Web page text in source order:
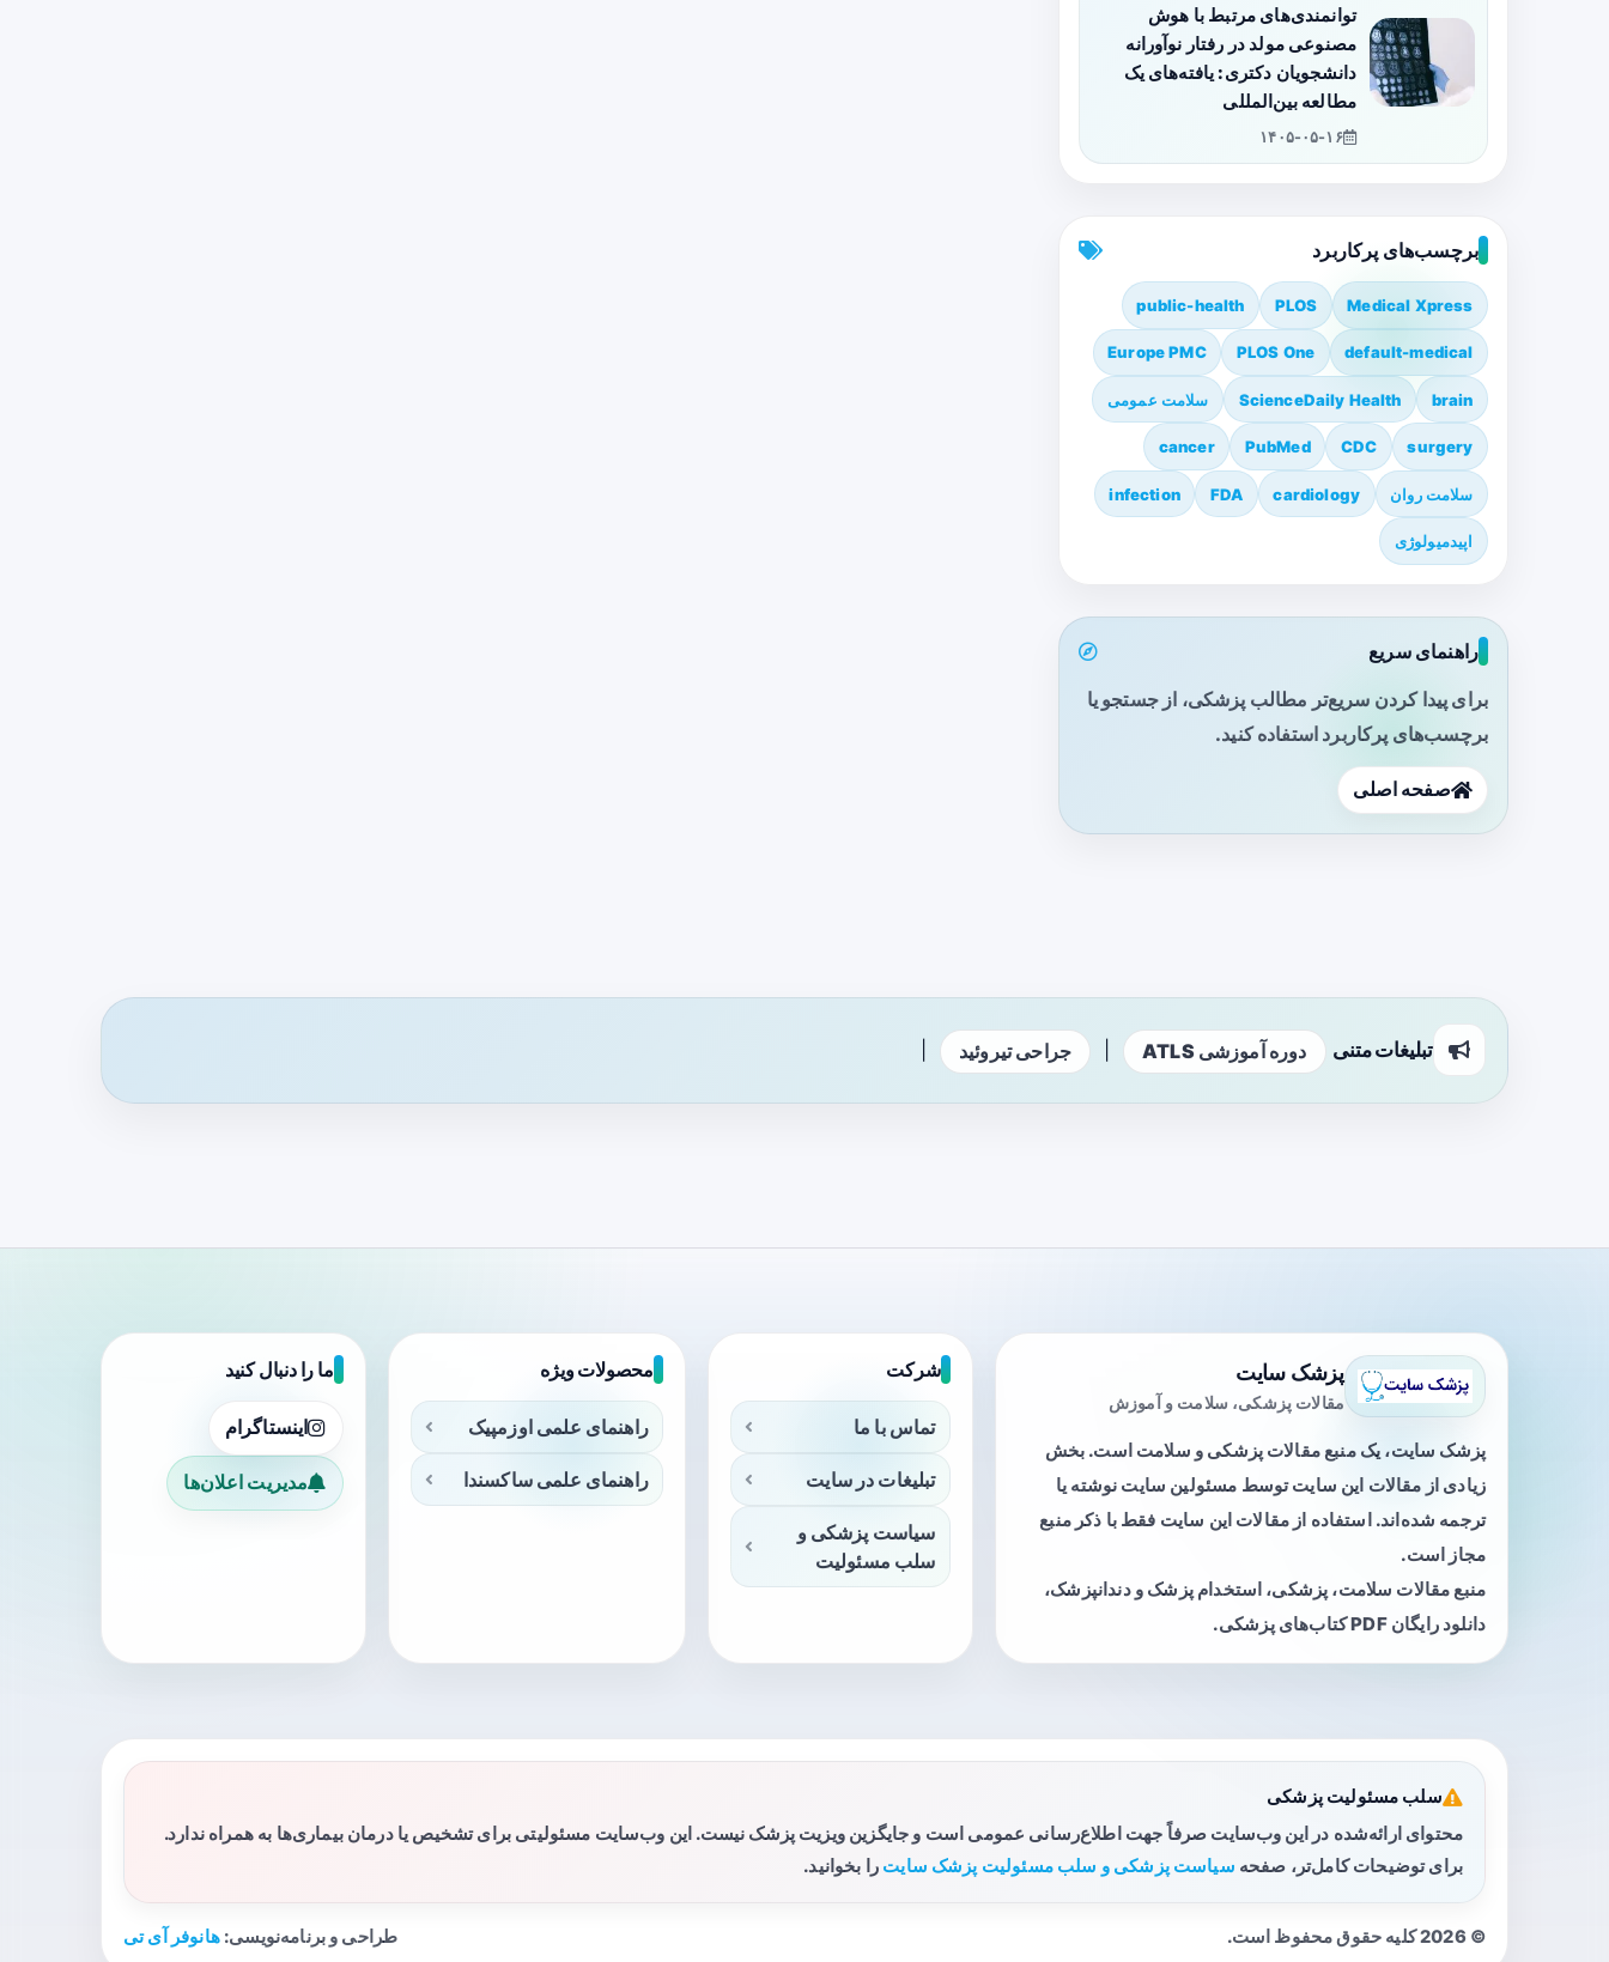
توانمندی‌های مرتبط با هوش
مصنوعی مولد در رفتار نوآورانه
دانشجویان دکتری: یافته‌های یک
مطالعه بین‌المللی
۱۴۰۵-۰۵-۱۶
برچسب‌های پرکاربرد
Medical Xpress
PLOS
public-health
default-medical
PLOS One
Europe PMC
brain
ScienceDaily Health سلامت عمومی
surgery
CDC
PubMed
cancer
سلامت روان cardiology
FDA
infection
اپیدمیولوژی
راهنمای سریع
برای پیدا کردن سریع‌تر مطالب پزشکی، از جستجو یا
برچسب‌های پرکاربرد استفاده کنید.
صفحه اصلی
تبلیغات متنی دوره آموزشی ATLS جراحی تیروئید
پزشک سایت
مقالات پزشکی، سلامت و آموزش
پزشک سایت، یک منبع مقالات پزشکی و سلامت است. بخش
زیادی از مقالات این سایت توسط مسئولین سایت نوشته یا
ترجمه شده‌اند. استفاده از مقالات این سایت فقط با ذکر منبع
مجاز است.
منبع مقالات سلامت، پزشکی، استخدام پزشک و دندانپزشک،
دانلود رایگان PDF کتاب‌های پزشکی.
شرکت
تماس با ما
تبلیغات در سایت
سیاست پزشکی و
سلب مسئولیت
محصولات ویژه
راهنمای علمی اوزمپیک
راهنمای علمی ساکسندا
ما را دنبال کنید
اینستاگرام
مدیریت اعلان‌ها
سلب مسئولیت پزشکی
محتوای ارائه‌شده در این وب‌سایت صرفاً جهت اطلاع‌رسانی عمومی است و جایگزین ویزیت پزشک نیست. این وب‌سایت مسئولیتی برای تشخیص یا درمان بیماری‌ها به همراه ندارد.
برای توضیحات کامل‌تر، صفحه سیاست پزشکی و سلب مسئولیت پزشک سایت را بخوانید.
© 2026 کلیه حقوق محفوظ است. طراحی و برنامه‌نویسی:هانوفر آی تی